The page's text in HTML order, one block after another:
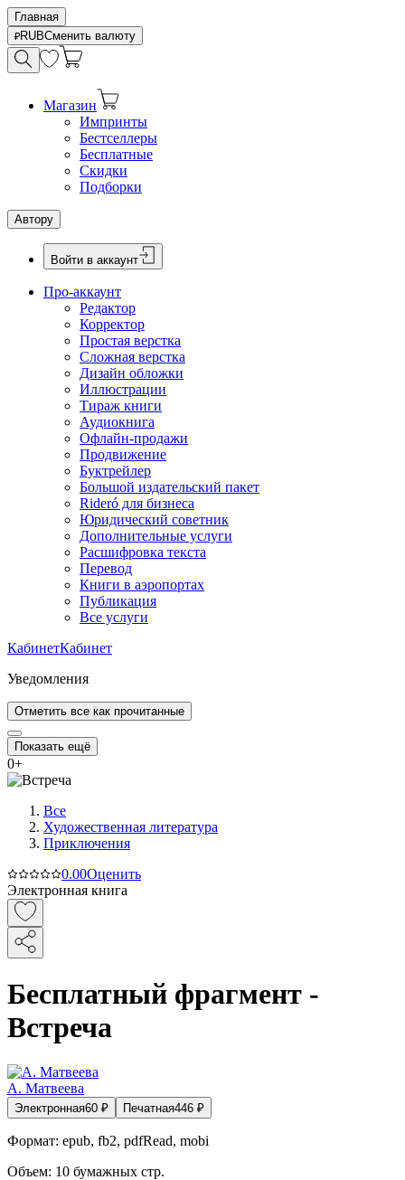
Главная
RUBСменить валюту
Магазин
Импринты
Бестселлеры
Бесплатные
Скидки
Подборки
Автору
Войти в аккаунт
Про-аккаунт
Редактор
Корректор
Простая верстка
Сложная верстка
Дизайн обложки
Иллюстрации
Тираж книги
Аудиокнига
Офлайн-продажи
Продвижение
Буктрейлер
Большой издательский пакет
Rideró для бизнеса
Юридический советник
Дополнительные услуги
Расшифровка текста
Перевод
Книги в аэропортах
Публикация
Все услуги
КабинетКабинет
Уведомления
Отметить все как прочитанные
Показать ещё
0+
Все
Художественная литература
Приключения
0.00Оценить
Электронная книга
Бесплатный фрагмент -
Встреча
А. Матвеева
Электронная60 ₽ Печатная446 ₽
Формат: epub, fb2, pdfRead, mobi
Объем: 10 бумажных стр.